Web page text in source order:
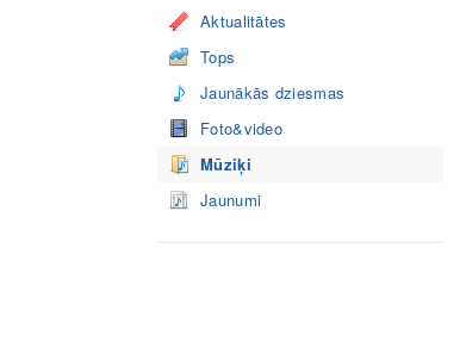
Aktualitātes
Tops
Jaunākās dziesmas
Foto&video
Mūziķi
Jaunumi